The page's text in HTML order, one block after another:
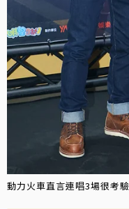
動力火車直言連唱3場很考